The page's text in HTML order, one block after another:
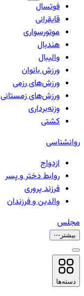
فوتسال
قایقرانی
موتورسواری
هندبال
والیبال
ورزش بانوان
ورزش‌های رزمی
ورزش‌های زمستانی
وزنه‌برداری
کشتی
روانشناسی
ازدواج
روابط دختر و پسر
فرزند پروری
والدین و فرزندان
مجلس
بیشتر ⋯
دسته‌ها